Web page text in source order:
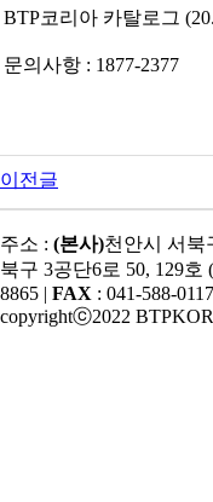
BTP코리아 카탈로그
문의사항 : 1877-2377
이전글
주소 : (본사)천안시 서북
북구 3공단6로 50, 129호 (
8865 | FAX : 041-588-
copyrightⓒ2022